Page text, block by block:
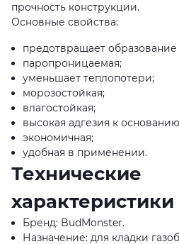
прочность конструкции.
Основные свойства:
предотвращает образование
паропроницаемая;
уменьшает теплопотери;
морозостойкая;
влагостойкая;
высокая адгезия к
экономичная;
удобная в применении.
Технические
характеристики
Бренд: BudMonster.
Назначение: для кладки